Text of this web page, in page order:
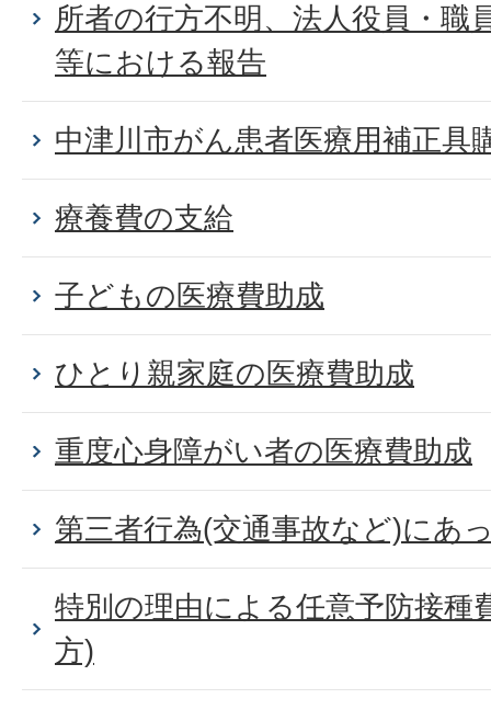
所者の行方不明、法人役員・職
等における報告
中津川市がん患者医療用補正具
療養費の支給
子どもの医療費助成
ひとり親家庭の医療費助成
重度心身障がい者の医療費助成
第三者行為(交通事故など)にあ
特別の理由による任意予防接種
方)